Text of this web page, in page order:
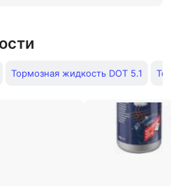
Тормозная жидкость DOT 5.1